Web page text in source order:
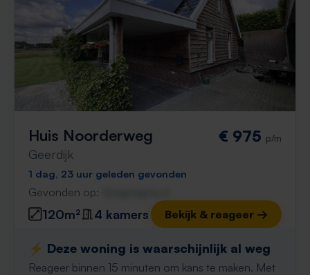
Huis Noorderweg
Geerdijk
€ 975 p/m
1 dag, 23 uur geleden gevonden
Gevonden op:
120m² 4 kamers Bekijk & reageer →
⚡️ Deze woning is waarschijnlijk al weg
Reageer binnen 15 minuten om kans te maken. Met